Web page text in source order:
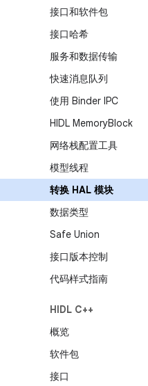
接口和软件包
接口哈希
服务和数据传输
快速消息队列
使用 Binder IPC
HIDL MemoryBlock
网络栈配置工具
模型线程
转换 HAL 模块
数据类型
Safe Union
接口版本控制
代码样式指南
HIDL C++
概览
软件包
接口